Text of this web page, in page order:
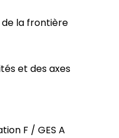
la frontière
et des axes
F / GES A